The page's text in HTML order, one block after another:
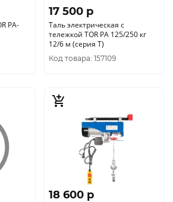
PA-
17 500 p
Таль электрическая с
тележкой TOR PA 125/250 кг
12/6 м (серия T)
Код товара: 157109
18 600 p